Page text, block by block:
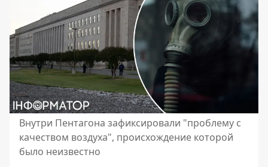
Внутри Пентагона зафиксировали "проблему с
качеством воздуха", происхождение которой
было неизвестно